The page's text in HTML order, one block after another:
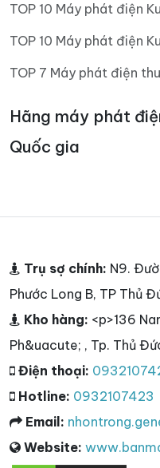
TOP 10 Máy phát điện
TOP 10 Máy phát điện
TOP 7 Máy phát điện
Hãng máy phát
Quốc gia
Trụ sợ chính: N9.
Phước Long B, TP Thủ
Kho hàng: <p>136
Ph&uacute; , Tp. Thủ
Điện thoại:
Hotline: 0932107423
Email:
Website: